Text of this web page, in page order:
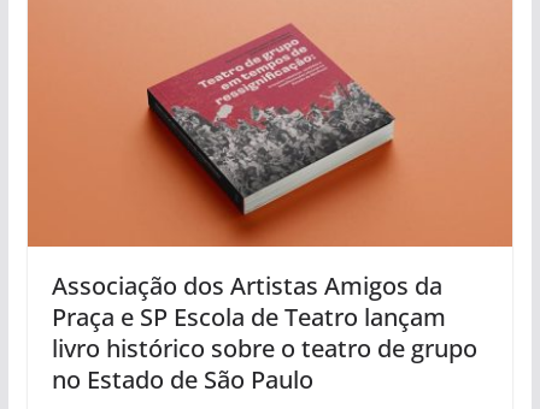
Associação dos Artistas Amigos da
Praça e SP Escola de Teatro lançam
livro histórico sobre o teatro de grupo
no Estado de São Paulo